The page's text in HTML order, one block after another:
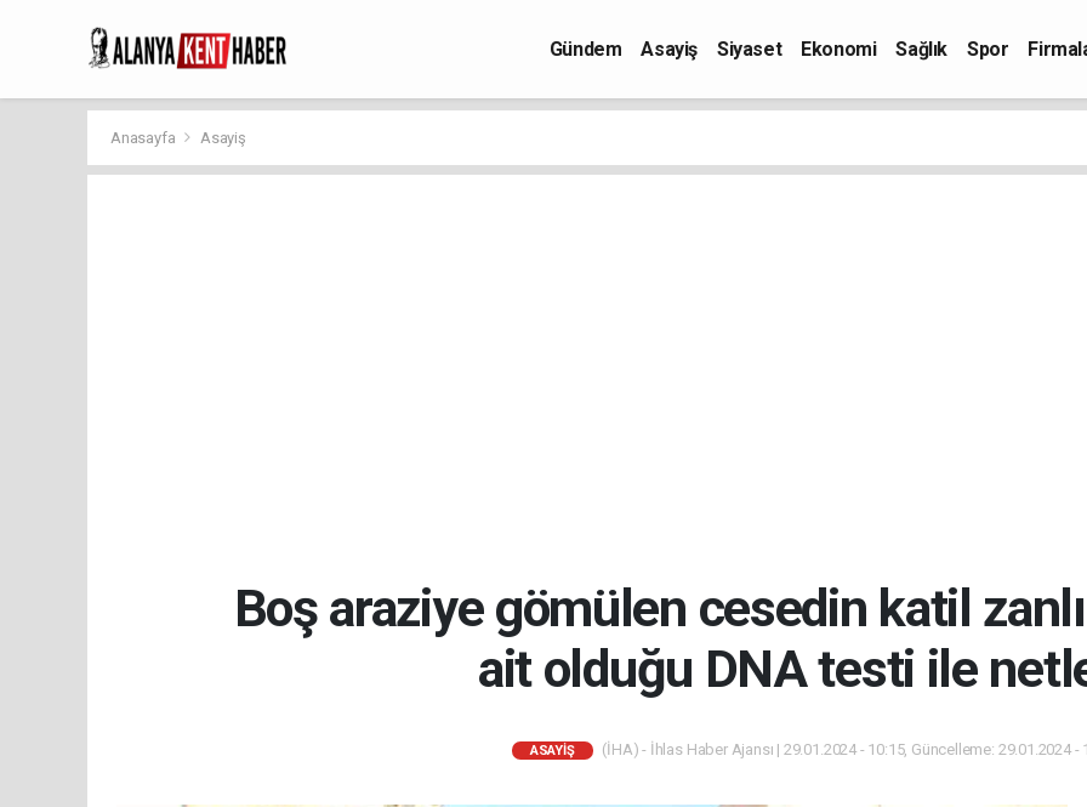
Gündem Asayiş Siyaset Ekonomi Sağlık Spor
Anasayfa Asayiş
Boş araziye gömülen cesedin katil
ait olduğu DNA testi ile
ASAYIŞ (İHA) - İhlas Haber Ajansı | 29.01.2024 - 10:15, Güncelleme: 29.01.2024 -